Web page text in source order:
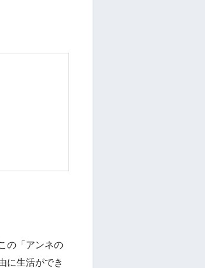
の「アンネの
に生活ができ